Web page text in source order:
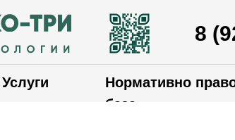
Услуги
Нормативно
база
8